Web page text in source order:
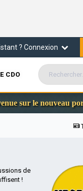
? Connexion
CDO
sur le nouveau portail
de
!